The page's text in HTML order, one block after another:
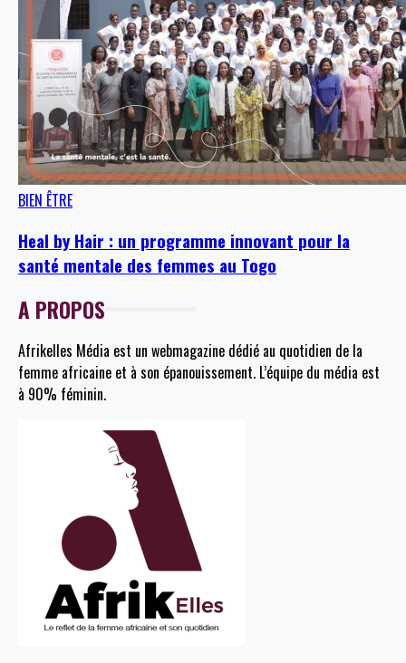
BIEN ÊTRE
Heal by Hair : un programme innovant pour la
santé mentale des femmes au Togo
A PROPOS
Afrikelles Média est un webmagazine dédié au quotidien de la
femme africaine et à son épanouissement. L’équipe du média est
à 90% féminin.